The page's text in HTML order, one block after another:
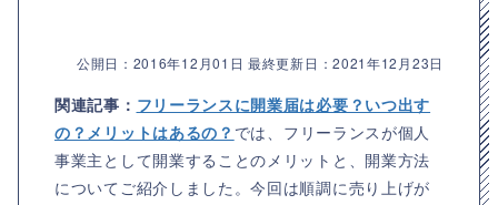
公開日：2016年12月01日 最終更新日：2021年12月23日
関連記事： フリーランスに開業届は必要？いつ出す
の？メリットはあるの？ では、フリーランスが個人
事業主として開業することのメリットと、開業方法
についてご紹介しました。今回は順調に売り上げが